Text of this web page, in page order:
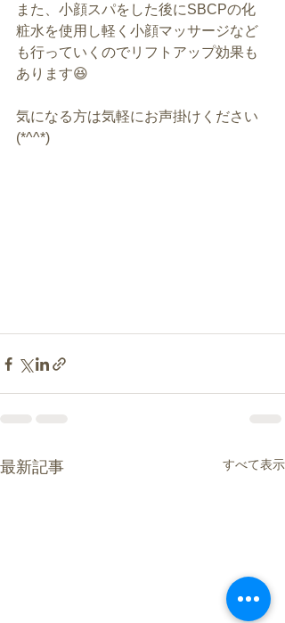
また、小顔スパをした後にSBCPの化
粧水を使用し軽く小顔マッサージなど
も行っていくのでリフトアップ効果も
あります😆
気になる方は気軽にお声掛けください
(*^^*)
最新記事 すべて表示